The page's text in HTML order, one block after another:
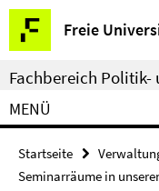
Springe
direkt
zu
Inhalt
Freie
Service-
Navigation
Fachbereich Politik-
MENÜ
Startseite
Seminarräume in